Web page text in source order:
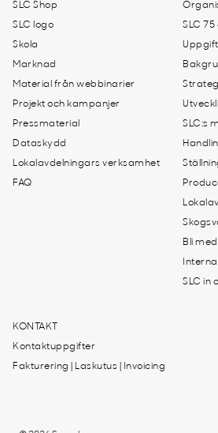
SLC Shop
SLC logo
Skola
Marknad
Material från webbinarier
Projekt och kampanjer
Pressmaterial
Dataskydd
Lokalavdelningars verksamhet
FAQ
SLC 75
Uppgift
SLC:s
Bli
SLC in
KONTAKT
Kontaktuppgifter
Fakturering | Laskutus | Invoicing